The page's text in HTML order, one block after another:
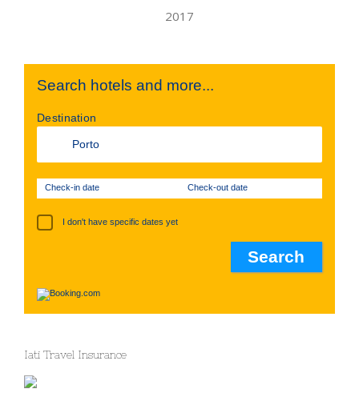
Search hotels and more...
Destination
Check-in date Check-out date
I don't have specific dates yet
Iati Travel Insurance